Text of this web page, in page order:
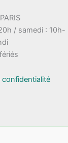
/ samedi : 10h-
confidentialité